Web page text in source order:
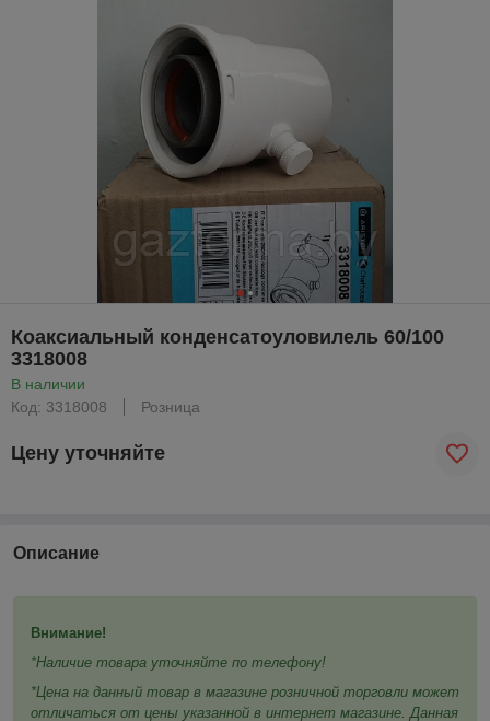
Коаксиальный конденсатоуловилель 60/100
3318008
В наличии
Код: 3318008
Розница
Цену уточняйте
Описание
Внимание!
*Наличие товара уточняйте по телефону!
*Цена на данный товар в магазине розничной торговли может
отличаться от цены указанной в интернет магазине. Данная